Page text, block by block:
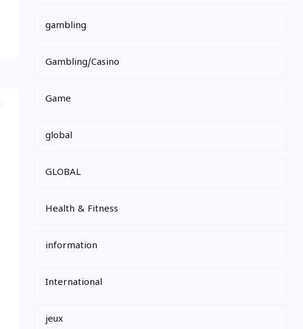
gambling
Gambling/Casino
Game
global
GLOBAL
Health & Fitness
information
International
jeux